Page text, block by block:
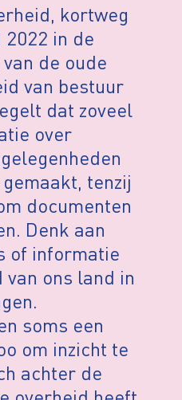
kortweg
2022 in de
de oude
van bestuur
dat zoveel
over
tenzij
documenten
Denk aan
of informatie
ons land in
soms een
om inzicht te
achter de